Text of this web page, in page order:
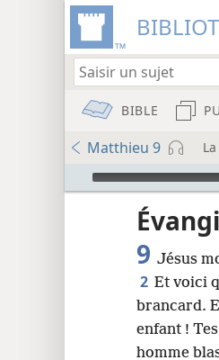
BIBLE
Matthieu 9
Audio Player
9 Jésus
2 Et voici
brancard.
enfant !
homme